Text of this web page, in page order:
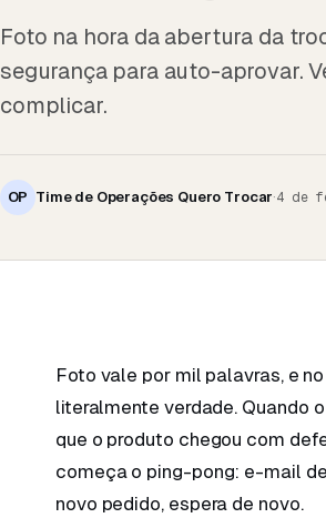
Foto na hora da abertura da
segurança para auto-aprovar.
complicar.
OP Time de Operações Quero Trocar·4 de
Foto vale por mil palavras, e
literalmente verdade. Quando
que o produto chegou com
começa o ping-pong: e-mail
novo pedido, espera de novo.